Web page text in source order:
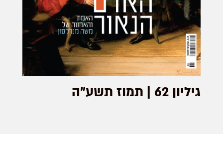
גיליון 62 | תמוז תשע"ה